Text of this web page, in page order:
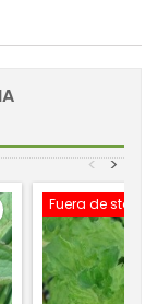
>
<
Fuera de stock